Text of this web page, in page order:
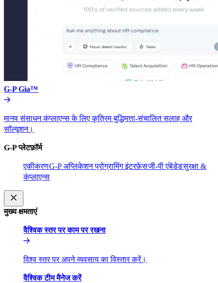
G-P Gia™​​
मानव संसाधन कंप्लाएन्स के लिए कृत्रिम बुद्धिमत्ता-संचालित सलाह और
सॉल्यूशन।​​
G-P प्लेटफ़ॉर्म​​
एकीकरण​​G-P अप्लिकेशन प्रोग्रामिंग इंटरफ़ेस​​जी-पी एंबेडेड​​सुरक्षा &
कंप्लाएन्स​​
मुख्य क्षमताएं​​
वैश्विक स्तर पर काम पर रखना​​
विश्व स्तर पर अपने व्यवसाय का विस्तार करें।​​
वैश्विक टीम मैनेज करें​​